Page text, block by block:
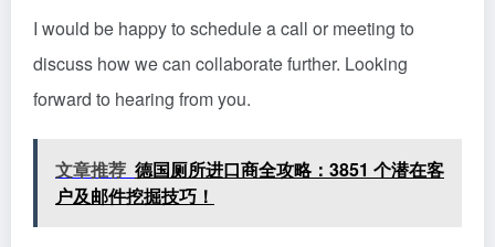
I would be happy to schedule a call or meeting to
discuss how we can collaborate further. Looking
forward to hearing from you.
文章推荐 德国厕所进口商全攻略：3851 个潜在客
户及邮件挖掘技巧！